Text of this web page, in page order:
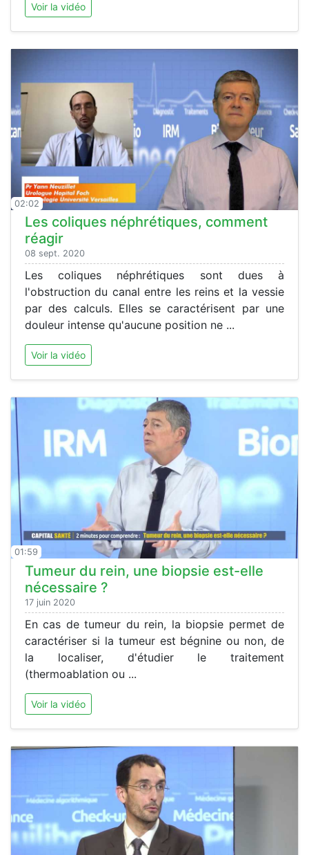
Voir la vidéo
02:02
Les coliques néphrétiques, comment
réagir
08 sept. 2020
Les coliques néphrétiques sont dues à
l'obstruction du canal entre les reins et la vessie
par des calculs. Elles se caractérisent par une
douleur intense qu'aucune position ne ...
Voir la vidéo
01:59
Tumeur du rein, une biopsie est-elle
nécessaire ?
17 juin 2020
En cas de tumeur du rein, la biopsie permet de
caractériser si la tumeur est bégnine ou non, de
la localiser, d'étudier le traitement
(thermoablation ou ...
Voir la vidéo